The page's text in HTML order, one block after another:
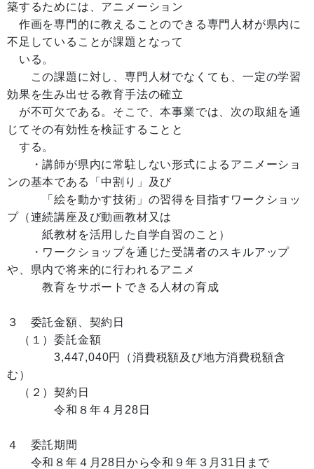
築するためには、アニメーション
作画を専門的に教えることのできる専門人材が県内に
不足していることが課題となって
いる。
この課題に対し、専門人材でなくても、一定の学習
効果を生み出せる教育手法の確立
が不可欠である。そこで、本事業では、次の取組を通
じてその有効性を検証することと
する。
・講師が県内に常駐しない形式によるアニメーショ
ンの基本である「中割り」及び
「絵を動かす技術」の習得を目指すワークショッ
プ（連続講座及び動画教材又は
紙教材を活用した自学自習のこと）
・ワークショップを通じた受講者のスキルアップ
や、県内で将来的に行われるアニメ
教育をサポートできる人材の育成
３ 委託金額、契約日
（１）委託金額
3,447,040円（消費税額及び地方消費税額含
む）
（２）契約日
令和８年４月28日
４ 委託期間
令和８年４月28日から令和９年３月31日まで